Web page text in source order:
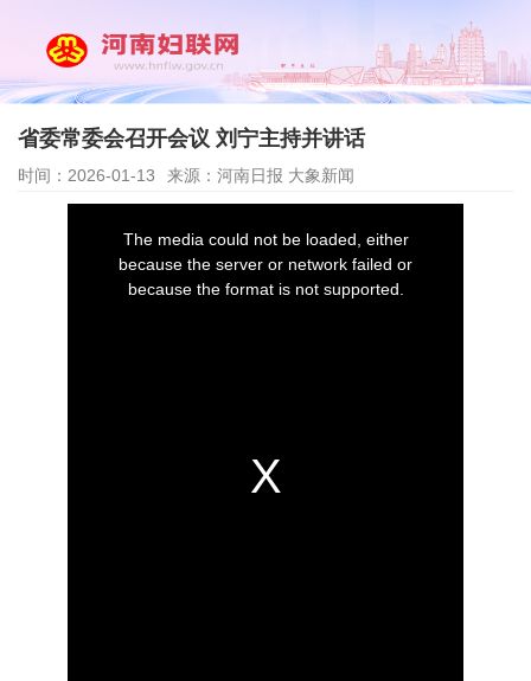
省委常委会召开会议 刘宁主持并讲话
时间：2026-01-13 来源：河南日报 大象新闻